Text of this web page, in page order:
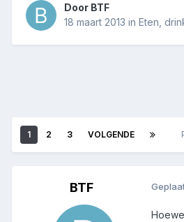
Door BTF
18 maart 2013 in Eten,
1 2 3 VOLGENDE
BTF